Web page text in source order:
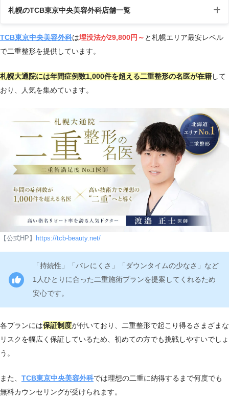
札幌のTCB東京中央美容外科店舗一覧
店
舗
住所
アク
受付
札
幌
〒060-0004 北海道札幌市中央区
ビル 6
さっ
分
9:00
札
大
院
〒060-0061 北海道札幌市中央区
南1条西2-18 IKEUCHI GATE 5F
札幌
市営
地下
鉄
駅徒
TCB東京中央美容外科は埋没法が29,800円～ と札幌エリア最安レベル
で二重整形を提供しています。
札幌大通院には年間症例数1,000件を超える二重整形の名医が在籍して
おり、人気を集めています。
【公式HP】 https://tcb-beauty.net/
「持続性」「バレにくさ」「ダウンタイムの少なさ」など
1人ひとりに合った二重施術プランを提案してくれるため
安心です。
各プランには保証制度が付いており、二重整形で起こり得るさまざまな
リスクを幅広く保証しているため、初めての方でも挑戦しやすいでしょ
う。
また、 TCB東京中央美容外科では理想の二重に納得するまで何度でも
無料カウンセリングが受けられます。